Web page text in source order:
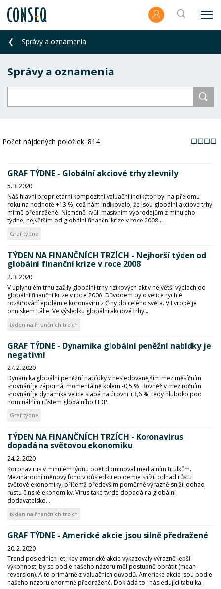
Správy a oznamenia
Správy a oznamenia
Počet nájdených položiek: 814
GRAF TÝDNE - Globální akciové trhy zlevnily
5. 3. 2020
Náš hlavní proprietární kompozitní valuační indikátor byl na přelomu
roku na hodnotě +13 %, což nám indikovalo, že jsou globální akciové trhy
mírně předražené. Nicméně kvůli masivním výprodejům z minulého
týdne, největším od globální finanční krize v roce 2008...
Graf týdne
TÝDEN NA FINANČNÍCH TRZÍCH - Nejhorší týden od
globální finanční krize v roce 2008
2. 3. 2020
V uplynulém trhu zažily globální trhy rizikových aktiv největší výplach od
globální finanční krize v roce 2008. Důvodem bylo velice rychlé
rozšiřování epidemie koronaviru z Číny do celého světa. V Evropě je
ohniskem Itálie. Ve výsledku globální akciové trhy...
týden na finančních trzích
GRAF TÝDNE - Dynamika globální peněžní nabídky je
negativní
27. 2. 2020
Dynamika globální peněžní nabídky v nesledovanějším meziměsíčním
srovnání je záporná, momentálně kolem -0,5 %. Rovněž v meziročním
srovnání je dynamika velice slabá na úrovni +3,6 %, tedy hluboko pod
nominálním růstem globálního HDP.
Graf týdne
TÝDEN NA FINANČNÍCH TRZÍCH - Koronavirus
dopadá na světovou ekonomiku
24. 2. 2020
Koronavirus v minulém týdnu opět dominoval mediálním titulkům.
Mezinárodní měnový fond v důsledku epidemie snížil odhad růstu
světové ekonomiky, přičemž především poměrně výrazně snížil odhad
růstu čínské ekonomiky. Virus také tvrdé dopadá na globální
dodavatelsko...
týden na finančních trzích
GRAF TÝDNE - Americké akcie jsou silně předražené
20. 2. 2020
Trend posledních let, kdy americké akcie vykazovaly výrazně lepší
výkonnost, by se podle našeho názoru měl postupně obrátit (mean-
reversion). A to primárně z valuačních důvodů. Americké akcie jsou podle
našeho názoru enormně předražené. Dokládá to i následující tabulka.